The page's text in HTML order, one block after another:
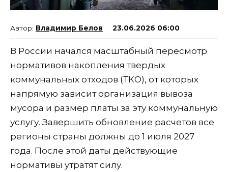
Владимир Белов 23.06.2026 06:00
В России начался масштабный пересмотр
нормативов накопления твердых
коммунальных отходов (ТКО), от которых
напрямую зависит организация вывоза
мусора и размер платы за эту коммунальную
услугу. Завершить обновление расчетов все
регионы страны должны до 1 июля 2027
года. После этой даты действующие
нормативы утратят силу.